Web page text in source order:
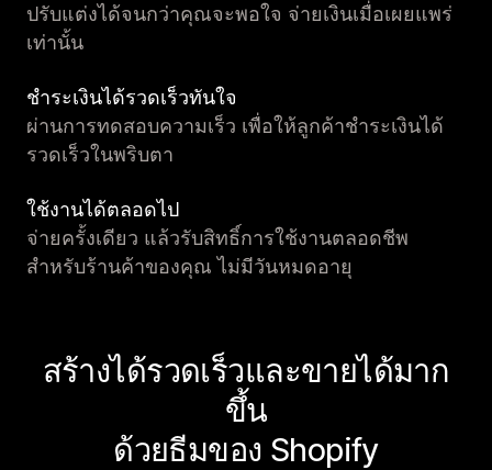
ปรับแต่งได้จนกว่าคุณจะพอใจ จ่ายเงินเมื่อเผยแพร่
เท่านั้น
ชำระเงินได้รวดเร็วทันใจ
ผ่านการทดสอบความเร็ว เพื่อให้ลูกค้าชำระเงินได้
รวดเร็วในพริบตา
ใช้งานได้ตลอดไป
จ่ายครั้งเดียว แล้วรับสิทธิ์การใช้งานตลอดชีพ
สำหรับร้านค้าของคุณ ไม่มีวันหมดอายุ
สร้างได้รวดเร็วและขายได้มาก
ขึ้น
ด้วยธีมของ Shopify